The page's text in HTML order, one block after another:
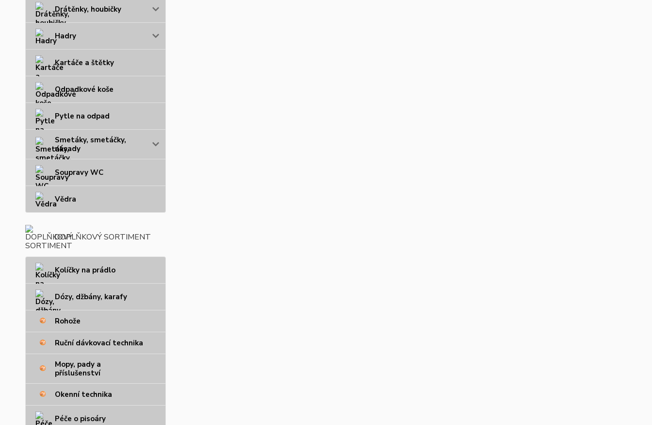
Drátěnky, houbičky
Hadry
Kartáče a štětky
Odpadkové koše
Pytle na odpad
Smetáky, smetáčky,
násady
Soupravy WC
Vědra
DOPLŇKOVÝ SORTIMENT
Kolíčky na prádlo
Dózy, džbány, karafy
Rohože
Ruční dávkovací technika
Mopy, pady a
příslušenství
Okenní technika
Péče o pisoáry